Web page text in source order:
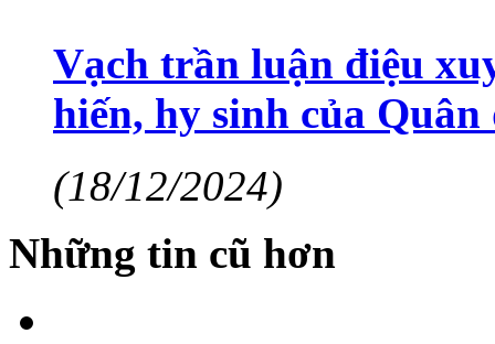
Vạch trần luận điệu
hiến, hy sinh của
(18/12/2024)
Những tin cũ hơn